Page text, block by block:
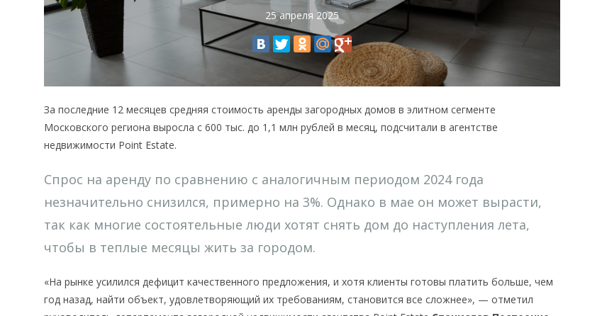
25 апреля 2025
За последние 12 месяцев средняя стоимость аренды загородных домов в элитном сегменте
Московского региона выросла с 600 тыс. до 1,1 млн рублей в месяц, подсчитали в агентстве
недвижимости Point Estate.
Спрос на аренду по сравнению с аналогичным периодом 2024 года
незначительно снизился, примерно на 3%. Однако в мае он может вырасти,
так как многие состоятельные люди хотят снять дом до наступления лета,
чтобы в теплые месяцы жить за городом.
«На рынке усилился дефицит качественного предложения, и хотя клиенты готовы платить больше, чем
год назад, найти объект, удовлетворяющий их требованиям, становится все сложнее», — отметил